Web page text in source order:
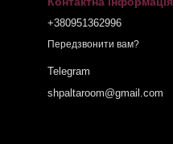
+380951362996
Передзвонити вам?
Telegram
shpaltaroom@gmail.com